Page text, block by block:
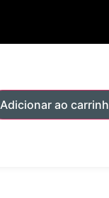
Adicionar ao